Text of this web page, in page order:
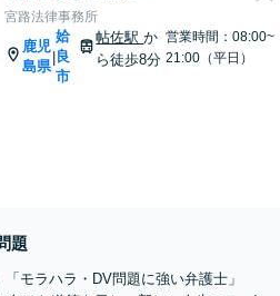
宮路法律事務所
鹿児
島県
|
姶
良
市
帖佐駅か
ら徒歩8分
営業時間：08:00~
21:00（平日）
題
モラハラ・DV問題に強い弁護士」